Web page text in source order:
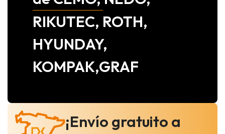
RIKUTEC, ROTH,
HYUNDAY,
KOMPAK,GRAF
¡Envío gratuito a